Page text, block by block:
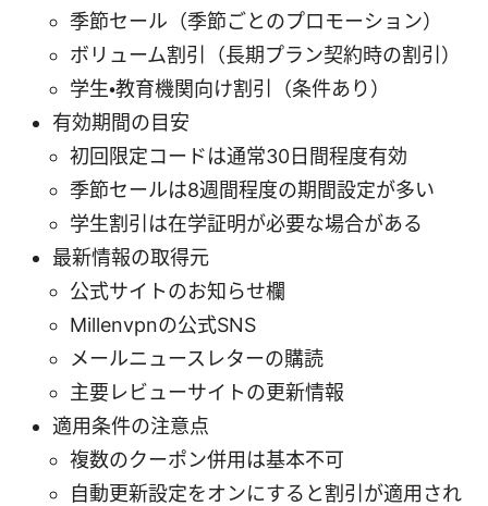
季節セール（季節ごとのプロモーション）
ボリューム割引（長期プラン契約時の割引）
学生・教育機関向け割引（条件あり）
有効期間の目安
初回限定コードは通常30日間程度有効
季節セールは8週間程度の期間設定が多い
学生割引は在学証明が必要な場合がある
最新情報の取得元
公式サイトのお知らせ欄
Millenvpnの公式SNS
メールニュースレターの購読
主要レビューサイトの更新情報
適用条件の注意点
複数のクーポン併用は基本不可
自動更新設定をオンにすると割引が適用され